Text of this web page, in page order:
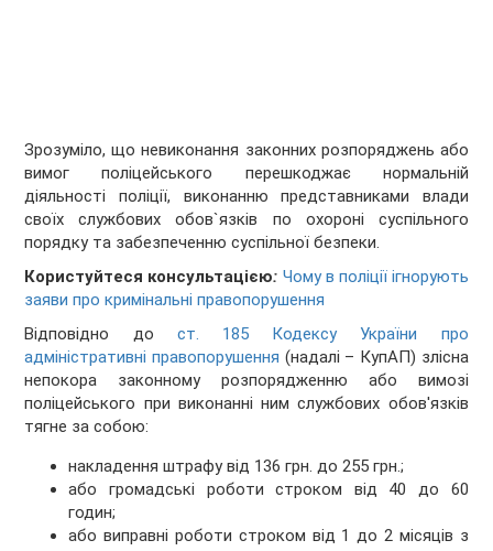
Зрозуміло, що невиконання законних розпоряджень або
вимог поліцейського перешкоджає нормальній
діяльності поліції, виконанню представниками влади
своїх службових обов`язків по охороні суспільного
порядку та забезпеченню суспільної безпеки.
Користуйтеся консультацією: Чому в поліції ігнорують
заяви про кримінальні правопорушення
Відповідно до ст. 185 Кодексу України про
адміністративні правопорушення (надалі – КупАП) злісна
непокора законному розпорядженню або вимозі
поліцейського при виконанні ним службових обов'язків
тягне за собою:
накладення штрафу від 136 грн. до 255 грн.;
або громадські роботи строком від 40 до 60
годин;
або виправні роботи строком від 1 до 2 місяців з